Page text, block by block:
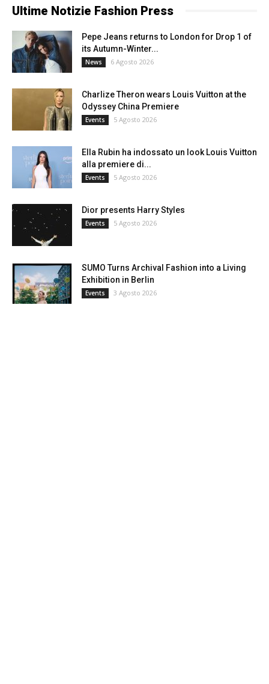
Ultime Notizie Fashion Press
Pepe Jeans returns to London for Drop 1 of
its Autumn-Winter...
News 6 Agosto 2026
Charlize Theron wears Louis Vuitton at the
Odyssey China Premiere
Events 5 Agosto 2026
Ella Rubin ha indossato un look Louis Vuitton
alla premiere di...
Events 5 Agosto 2026
Dior presents Harry Styles
Events 5 Agosto 2026
SUMO Turns Archival Fashion into a Living
Exhibition in Berlin
Events 3 Agosto 2026